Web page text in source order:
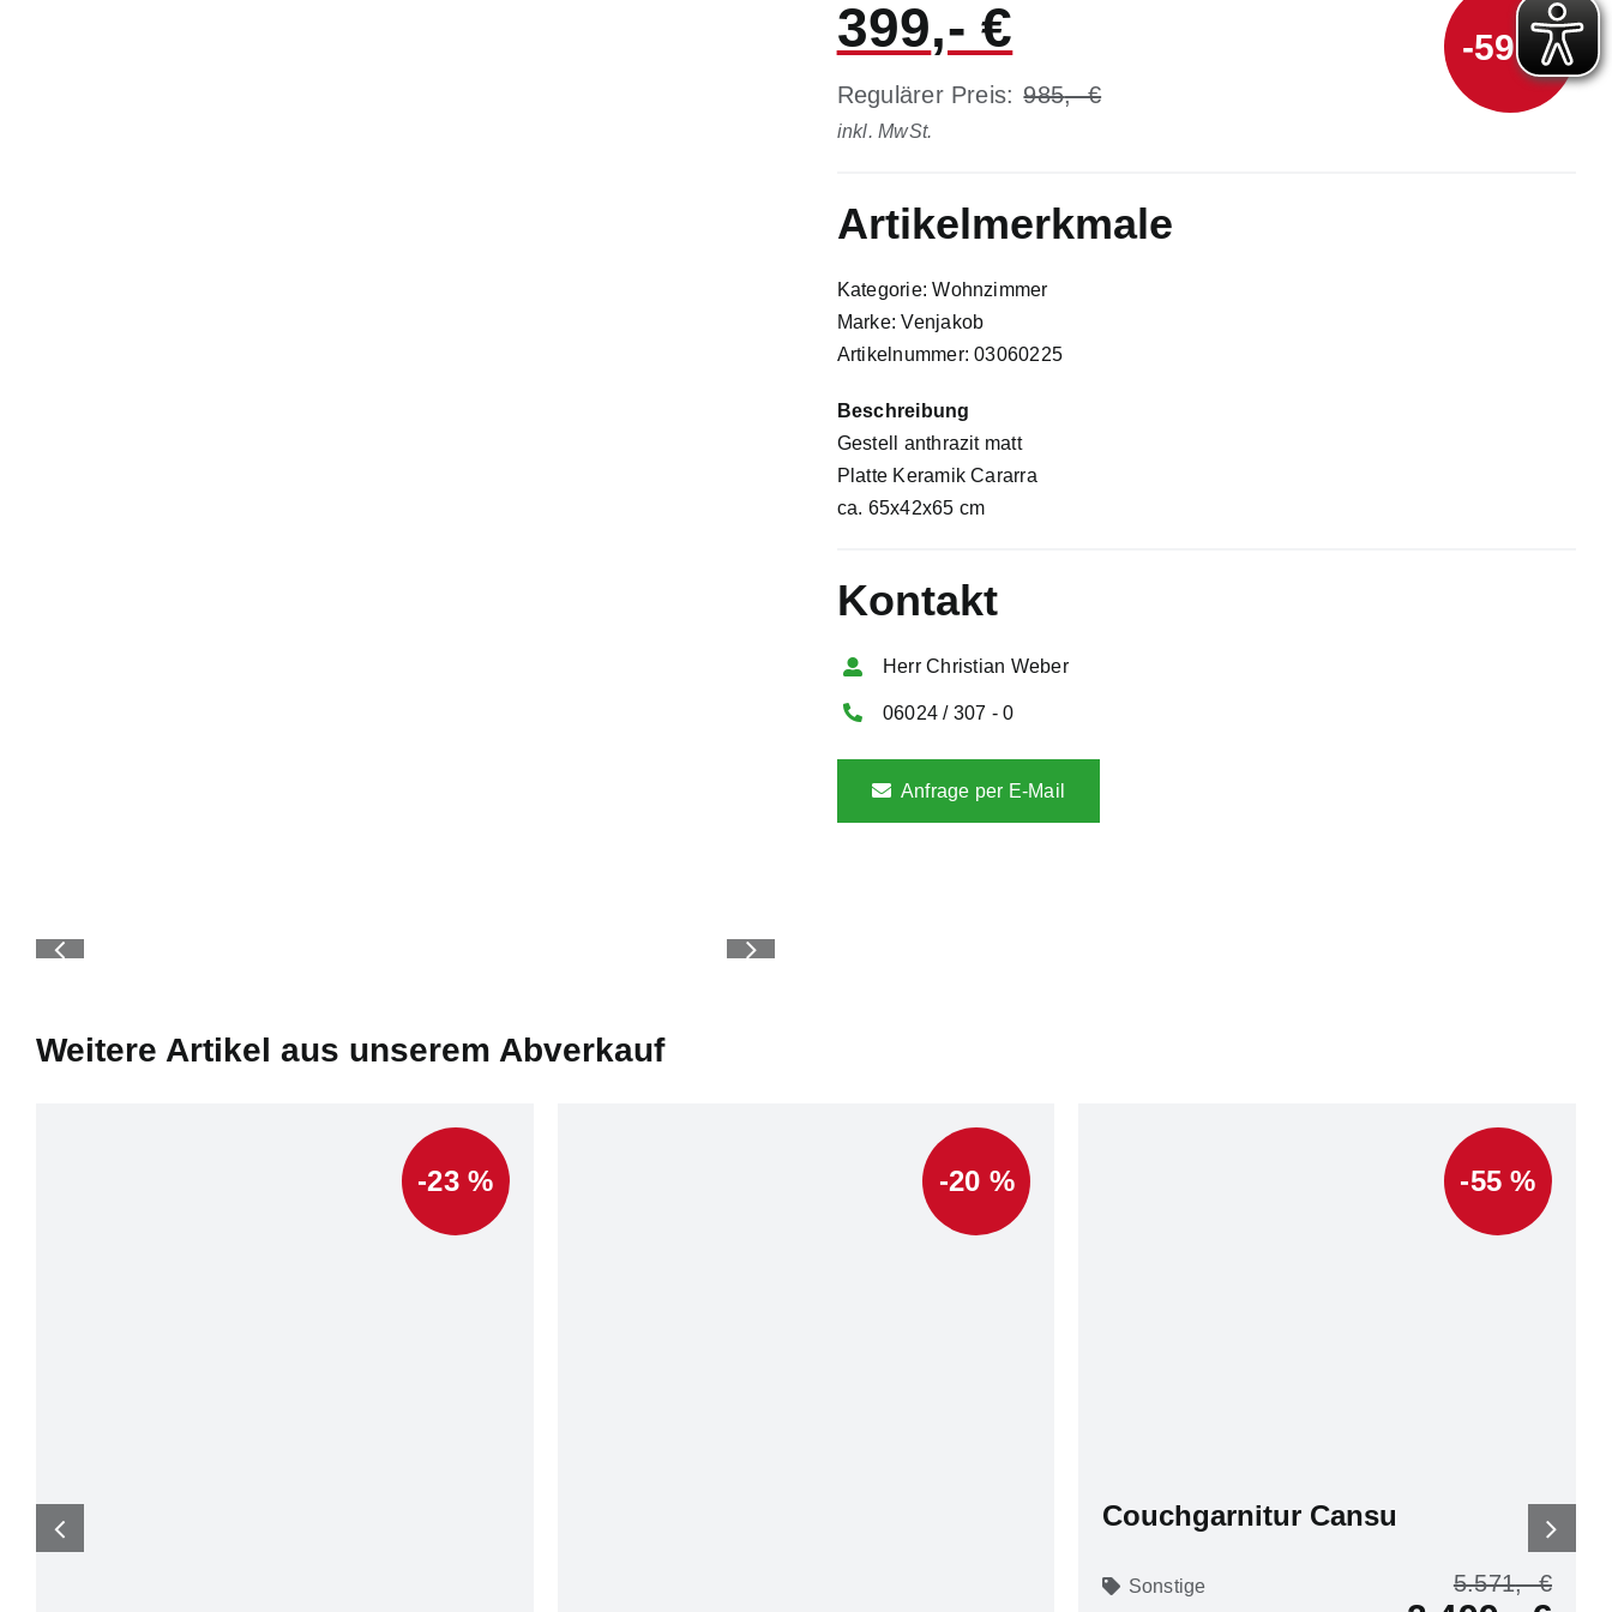
399
Regulärer Preis: 985
inkl. MwSt.
-59 %
Artikelmerkmale
Kategorie: Wohnzimmer
Marke: Venjakob
Artikelnummer: 03060225
Beschreibung
Gestell anthrazit matt
Platte Keramik Cararra
ca. 65x42x65 cm
Kontakt
Herr Christian Weber
06024 / 307 - 0
Anfrage per E-Mail
Weitere Artikel aus unserem Abverkauf
-23 % -20 %
Couchgarnitur Cansu
-55 %
Sonstige 5.571